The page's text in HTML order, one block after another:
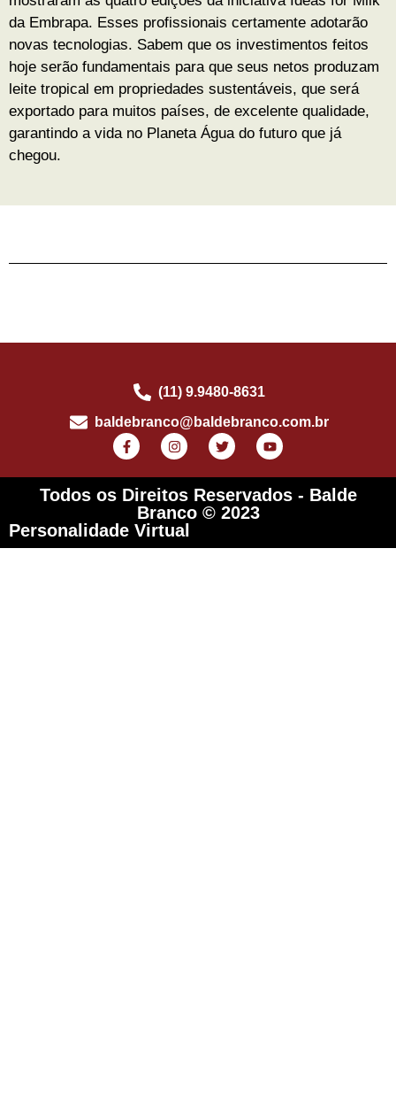
da Embrapa. Esses profissionais certamente adotarão
novas tecnologias. Sabem que os investimentos feitos
hoje serão fundamentais para que seus netos produzam
leite tropical em propriedades sustentáveis, que será
exportado para muitos países, de excelente qualidade,
garantindo a vida no Planeta Água do futuro que já
chegou.
(11) 9.9480-8631
baldebranco@baldebranco.com.br
Todos os Direitos Reservados - Balde
Branco © 2023
Personalidade Virtual